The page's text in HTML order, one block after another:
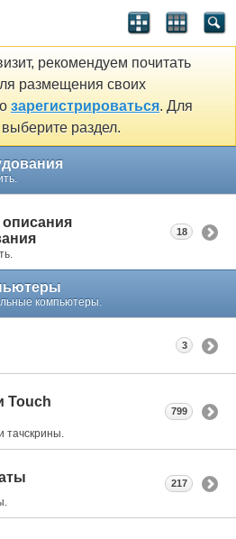
рекомендуем почитать
размещения своих
зарегистрироваться. Для
раздел.
18
компьютеры.
3
Touch
тачскрины.
799
217